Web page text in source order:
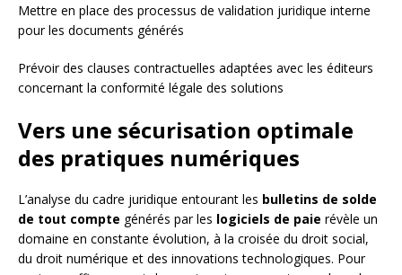
Mettre en place des processus de validation juridique interne
pour les documents générés
Prévoir des clauses contractuelles adaptées avec les éditeurs
concernant la conformité légale des solutions
Vers une sécurisation optimale
des pratiques numériques
L’analyse du cadre juridique entourant les bulletins de solde
de tout compte générés par les logiciels de paie révèle un
domaine en constante évolution, à la croisée du droit social,
du droit numérique et des innovations technologiques. Pour